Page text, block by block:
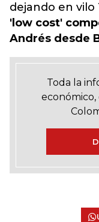
dejando en vilo
'low cost'
Andrés desde
Toda la